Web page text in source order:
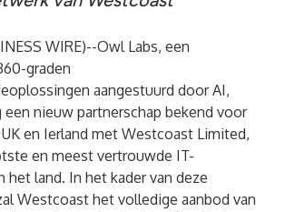
WIRE)--Owl Labs, een
graden
aangestuurd door AI,
een nieuw partnerschap bekend voor
en Ierland met Westcoast Limited,
en meest vertrouwde IT-
het land. In het kader van deze
Westcoast het volledige aanbod van